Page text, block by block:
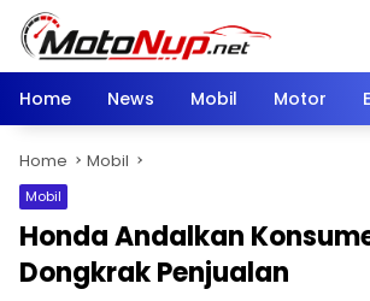
Skip
content
Home
News Mobil Motor
Home Mobil
Mobil
Honda Andalkan
Dongkrak Penjualan